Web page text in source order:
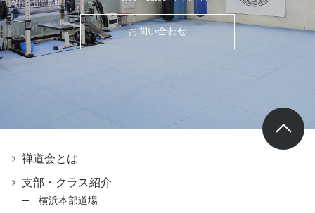
お問い合わせ
禅道会とは
支部・クラス紹介
横浜本部道場